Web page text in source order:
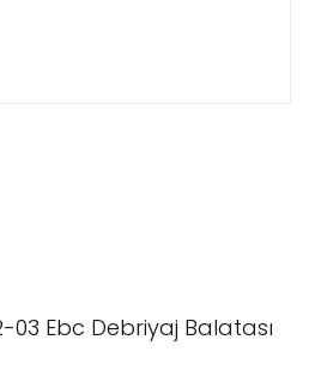
Ebc Debriyaj Balatası